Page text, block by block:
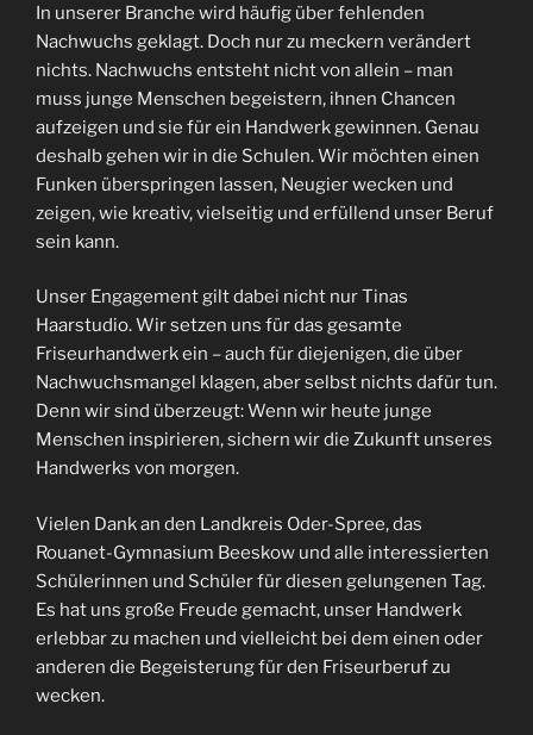
In unserer Branche wird häufig über fehlenden
Nachwuchs geklagt. Doch nur zu meckern verändert
nichts. Nachwuchs entsteht nicht von allein – man
muss junge Menschen begeistern, ihnen Chancen
aufzeigen und sie für ein Handwerk gewinnen. Genau
deshalb gehen wir in die Schulen. Wir möchten einen
Funken überspringen lassen, Neugier wecken und
zeigen, wie kreativ, vielseitig und erfüllend unser Beruf
sein kann.
Unser Engagement gilt dabei nicht nur Tinas
Haarstudio. Wir setzen uns für das gesamte
Friseurhandwerk ein – auch für diejenigen, die über
Nachwuchsmangel klagen, aber selbst nichts dafür tun.
Denn wir sind überzeugt: Wenn wir heute junge
Menschen inspirieren, sichern wir die Zukunft unseres
Handwerks von morgen.
Vielen Dank an den Landkreis Oder-Spree, das
Rouanet-Gymnasium Beeskow und alle interessierten
Schülerinnen und Schüler für diesen gelungenen Tag.
Es hat uns große Freude gemacht, unser Handwerk
erlebbar zu machen und vielleicht bei dem einen oder
anderen die Begeisterung für den Friseurberuf zu
wecken.